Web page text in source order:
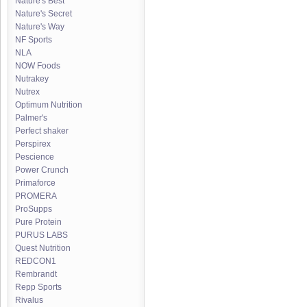
Nature's Secret
Nature's Way
NF Sports
NLA
NOW Foods
Nutrakey
Nutrex
Optimum Nutrition
Palmer's
Perfect shaker
Perspirex
Pescience
Power Crunch
Primaforce
PROMERA
ProSupps
Pure Protein
PURUS LABS
Quest Nutrition
REDCON1
Rembrandt
Repp Sports
Rivalus